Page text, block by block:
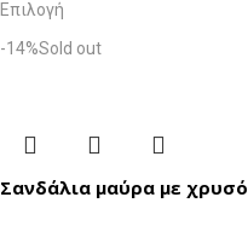
Επιλογή
-14%Sold out
Σανδάλια μαύρα με χρυσό